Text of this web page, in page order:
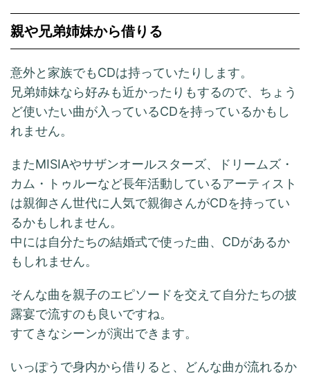
親や兄弟姉妹から借りる
意外と家族でもCDは持っていたりします。
兄弟姉妹なら好みも近かったりもするので、ちょう
ど使いたい曲が入っているCDを持っているかもし
れません。
またMISIAやサザンオールスターズ、ドリームズ・
カム・トゥルーなど長年活動しているアーティスト
は親御さん世代に人気で親御さんがCDを持ってい
るかもしれません。
中には自分たちの結婚式で使った曲、CDがあるか
もしれません。
そんな曲を親子のエピソードを交えて自分たちの披
露宴で流すのも良いですね。
すてきなシーンが演出できます。
いっぽうで身内から借りると、どんな曲が流れるか